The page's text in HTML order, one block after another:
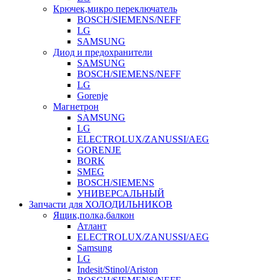
Крючек,микро переключатель
BOSCH/SIEMENS/NEFF
LG
SAMSUNG
Диод и предохранители
SAMSUNG
BOSCH/SIEMENS/NEFF
LG
Gorenje
Магнетрон
SAMSUNG
LG
ELECTROLUX/ZANUSSI/AEG
GORENJE
BORK
SMEG
BOSCH/SIEMENS
УНИВЕРСАЛЬНЫЙ
Запчасти для ХОЛОДИЛЬНИКОВ
Ящик,полка,балкон
Атлант
ELECTROLUX/ZANUSSI/AEG
Samsung
LG
Indesit/Stinol/Ariston